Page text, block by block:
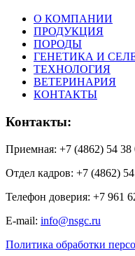
О КОМПАНИИ
ПРОДУКЦИЯ
ПОРОДЫ
ГЕНЕТИКА И
ТЕХНОЛОГИЯ
ВЕТЕРИНАРИЯ
КОНТАКТЫ
Контакты:
Приемная: +7 (4862) 54 38
Отдел кадров: +7 (4862)
Телефон доверия: +7 961
E-mail: info@nsgc.ru
Политика обработки